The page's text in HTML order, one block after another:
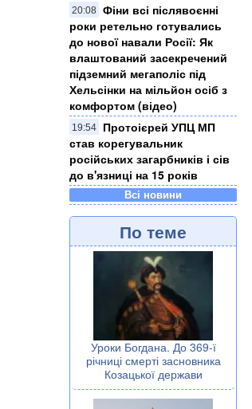
20:08 Фіни всі післявоєнні
роки ретельно готувались
до нової навали Росії: Як
влаштований засекречений
підземний мегаполіс під
Хельсінки на мільйон осіб з
комфортом (відео)
19:54
Протоієрей УПЦ МП
став корегувальник
російських загарбників і сів
до в'язниці на 15 років
Всі новини
По теме
Уроки Богдана. До 369-ї
річниці смерті засновника
Козацької держави